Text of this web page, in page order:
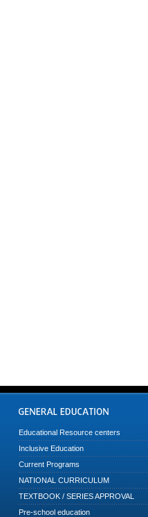
Educational Resource centers
Inclusive Education
Current Programs
NATIONAL CURRICULUM
TEXTBOOK / SERIES APPROVAL
Pre-school education